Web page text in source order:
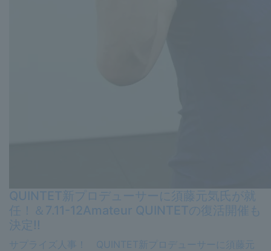
QUINTET新プロデューサーに須藤元気氏が就
任！＆7.11-12Amateur QUINTETの復活開催も
決定!!
サプライズ人事！ QUINTET新プロデューサーに須藤元